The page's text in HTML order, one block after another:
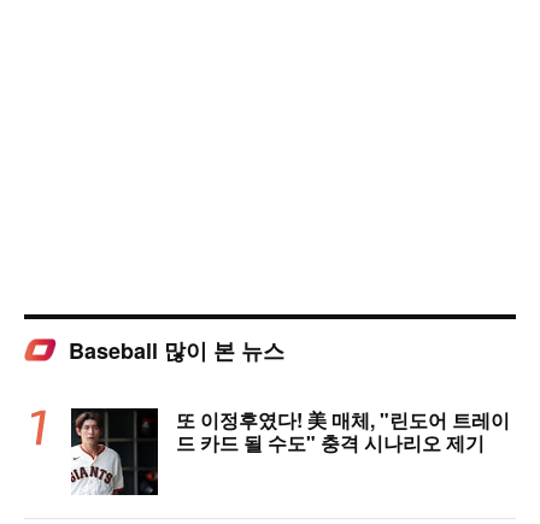
Baseball 많이 본 뉴스
또 이정후였다! 美 매체, "린도어 트레이
드 카드 될 수도" 충격 시나리오 제기